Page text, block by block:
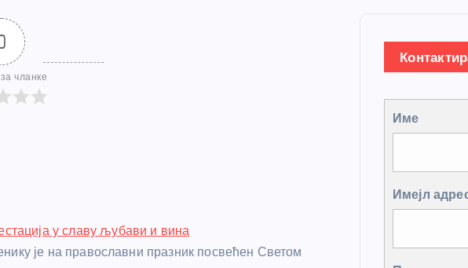
чланке
у славу љубави и вина
је на православни празник посвећен Светом
Име
Имејл